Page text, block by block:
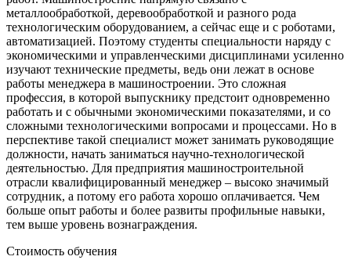
металлообработкой, деревообработкой и разного рода
технологическим оборудованием, а сейчас еще и с роботами,
автоматизацией. Поэтому студенты специальности наряду с
экономическими и управленческими дисциплинами усиленно
изучают технические предметы, ведь они лежат в основе
работы менеджера в машиностроении. Это сложная
профессия, в которой выпускнику предстоит одновременно
работать и с обычными экономическими показателями, и со
сложными технологическими вопросами и процессами. Но в
перспективе такой специалист может занимать руководящие
должности, начать заниматься научно-технологической
деятельностью. Для предприятия машиностроительной
отрасли квалифицированный менеджер – высоко значимый
сотрудник, а потому его работа хорошо оплачивается. Чем
больше опыт работы и более развиты профильные навыки,
тем выше уровень вознаграждения.
Стоимость обучения